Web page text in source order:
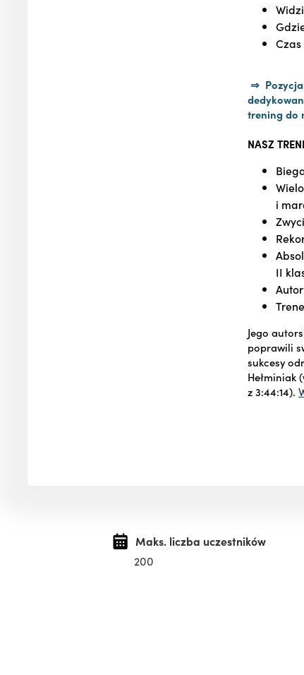
⇒ Pozycja
trening do
NASZ
i
II
Jego
poprawili
sukcesy
Hełminiak
z 3:44:14).
Maks. liczba uczestników
200